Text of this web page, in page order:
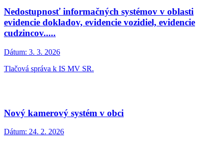
Nedostupnosť informačných systémov v oblasti
evidencie dokladov, evidencie vozidiel, evidencie
cudzincov.....
Dátum: 3. 3. 2026
Tlačová správa k IS MV SR.
Nový kamerový systém v obci
Dátum: 24. 2. 2026